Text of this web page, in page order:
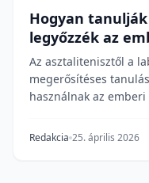
Hogyan
legyőzzék az
Az asztalitenisztől a
megerősítéses
használnak az
Redakcia 25. április 2026